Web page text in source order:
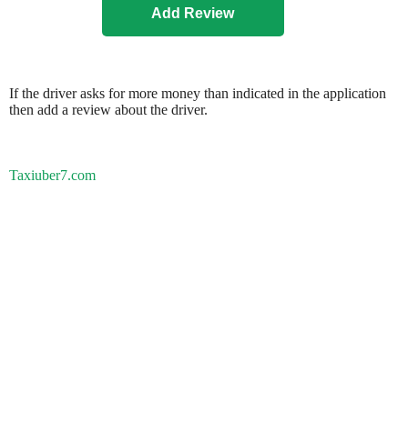
If the driver asks for more money than indicated in the application
then add a review about the driver.
Taxiuber7.com